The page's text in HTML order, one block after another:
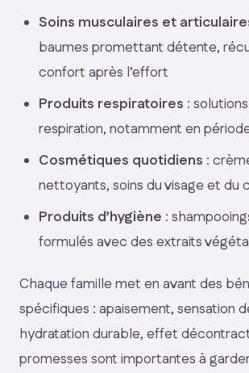
Soins musculaires et
baumes promettant détente,
confort après l’effort
Produits respiratoires :
respiration, notamment en
Cosmétiques quotidiens :
nettoyants, soins du visage et du
Produits d’hygiène :
formulés avec des extraits
Chaque famille met en avant des
spécifiques : apaisement, sensation
hydratation durable, effet
promesses sont importantes à